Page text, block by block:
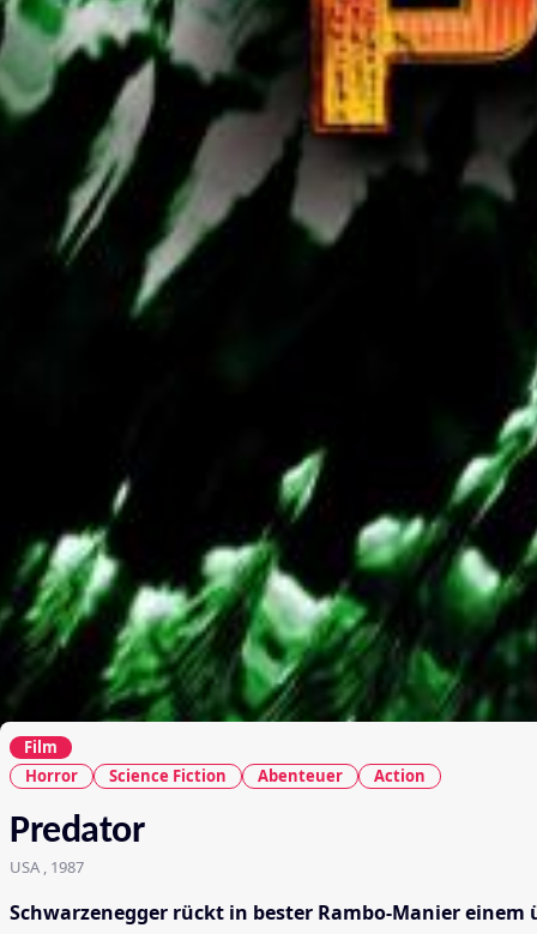
Film
Horror
Science Fiction Abenteuer Action
Predator
USA , 1987
Schwarzenegger rückt in bester Rambo-Manier